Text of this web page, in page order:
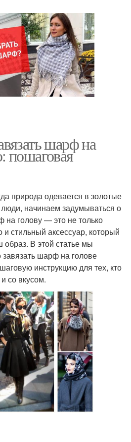
шарф на
пошаговая
природа одевается в золотые
начинаем задумываться о
голову — это не только
стильный аксессуар, который
В этой статье мы
завязать шарф на голове
инструкцию для тех, кто
со вкусом.